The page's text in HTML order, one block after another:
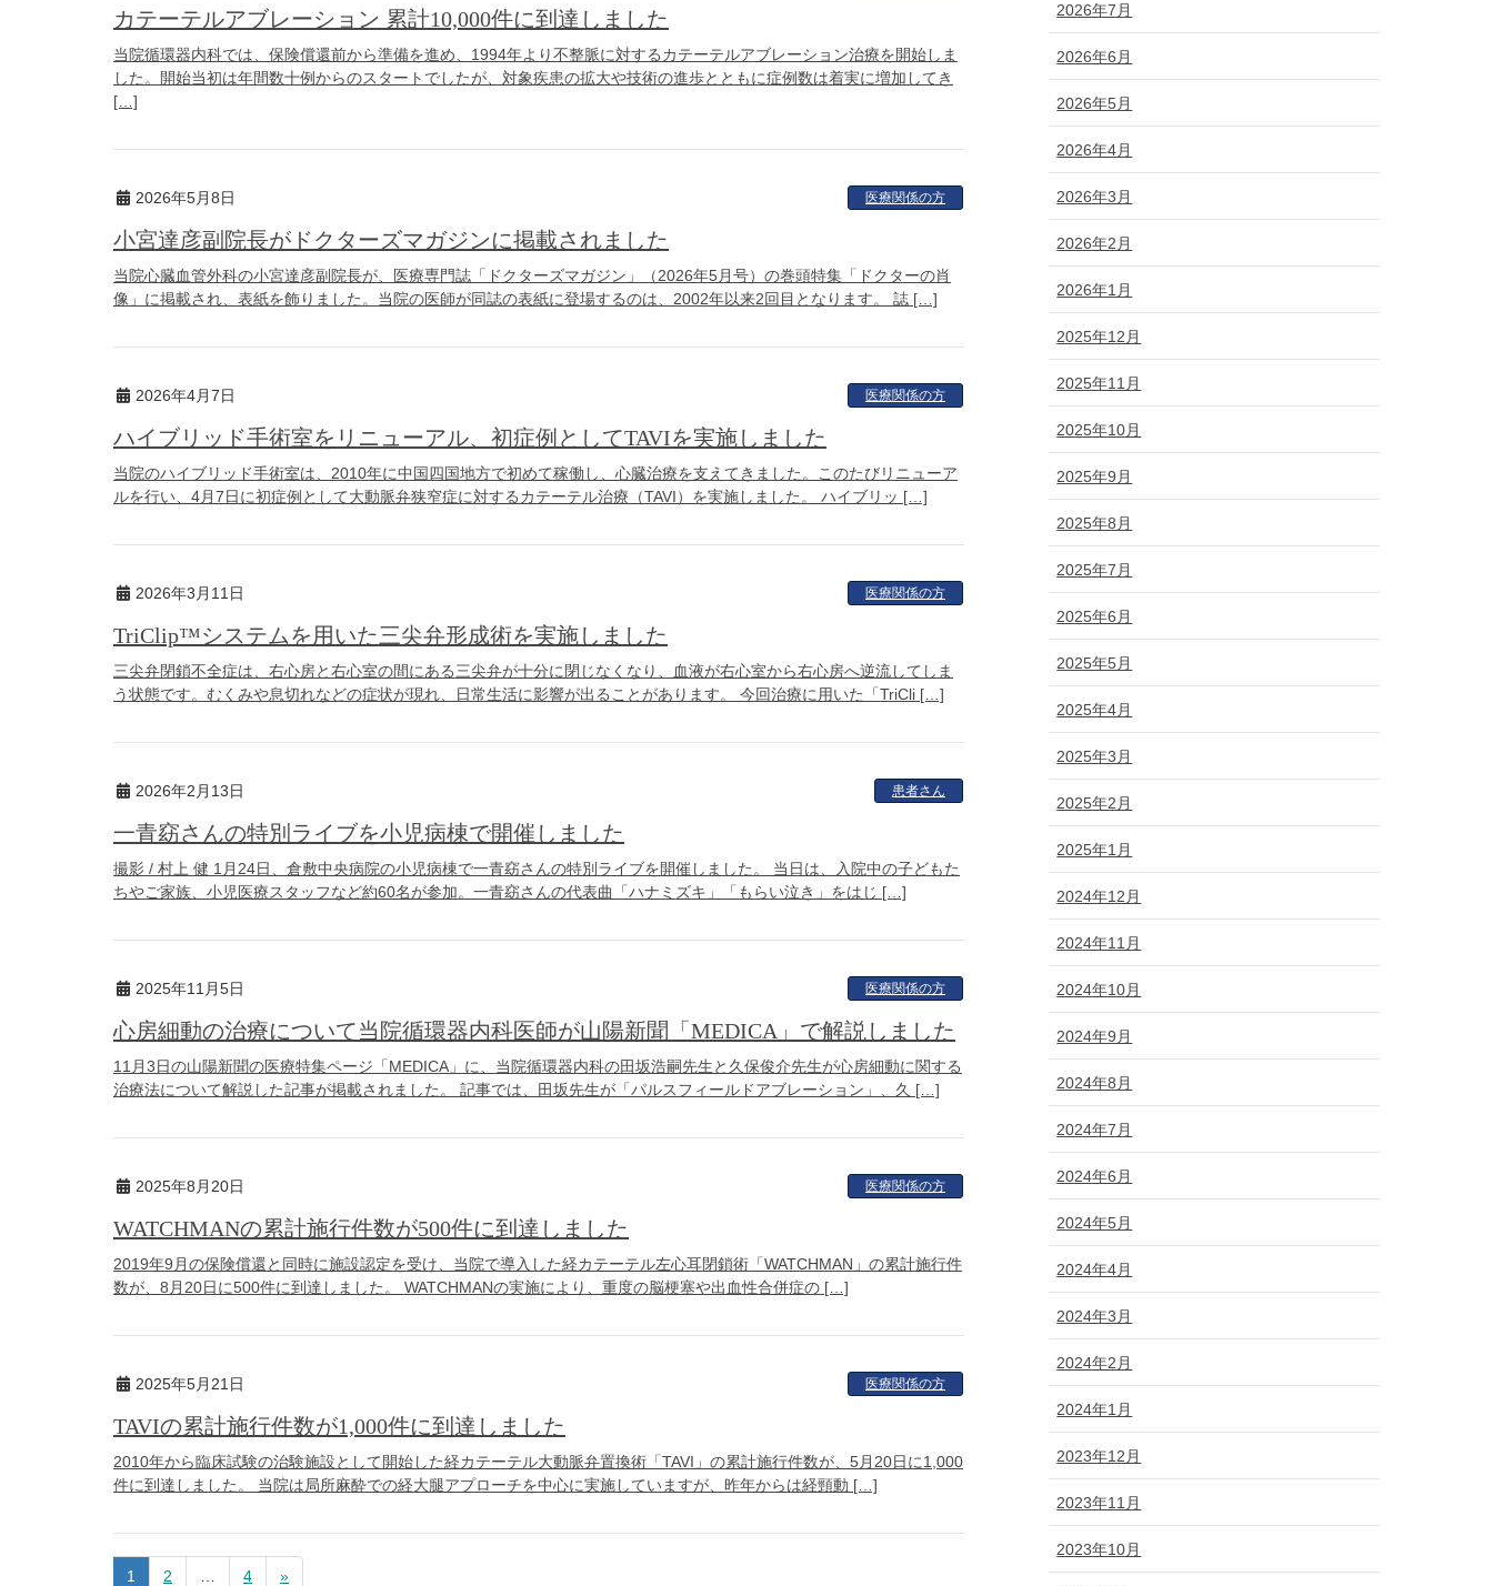
カテーテルアブレーション 累計10,000件に到達しました
当院循環器内科では、保険償還前から準備を進め、1994年より不整脈に対するカテーテルアブレーション治療を開始しま
した。開始当初は年間数十例からのスタートでしたが、対象疾患の拡大や技術の進歩とともに症例数は着実に増加してき
[…]
2026年5月8日 医療関係の方
小宮達彦副院長がドクターズマガジンに掲載されました
当院心臓血管外科の小宮達彦副院長が、医療専門誌「ドクターズマガジン」（2026年5月号）の巻頭特集「ドクターの肖
像」に掲載され、表紙を飾りました。当院の医師が同誌の表紙に登場するのは、2002年以来2回目となります。 誌 […]
2026年4月7日 医療関係の方
ハイブリッド手術室をリニューアル、初症例としてTAVIを実施しました
当院のハイブリッド手術室は、2010年に中国四国地方で初めて稼働し、心臓治療を支えてきました。このたびリニューア
ルを行い、4月7日に初症例として大動脈弁狭窄症に対するカテーテル治療（TAVI）を実施しました。 ハイブリッ […]
2026年3月11日 医療関係の方
TriClip™システムを用いた三尖弁形成術を実施しました
三尖弁閉鎖不全症は、右心房と右心室の間にある三尖弁が十分に閉じなくなり、血液が右心室から右心房へ逆流してしま
う状態です。むくみや息切れなどの症状が現れ、日常生活に影響が出ることがあります。 今回治療に用いた「TriCli […]
2026年2月13日 患者さん
一青窈さんの特別ライブを小児病棟で開催しました
撮影 / 村上 健 1月24日、倉敷中央病院の小児病棟で一青窈さんの特別ライブを開催しました。 当日は、入院中の子どもた
ちやご家族、小児医療スタッフなど約60名が参加。一青窈さんの代表曲「ハナミズキ」「もらい泣き」をはじ […]
2025年11月5日 医療関係の方
心房細動の治療について当院循環器内科医師が山陽新聞「MEDICA」で解説しました
11月3日の山陽新聞の医療特集ページ「MEDICA」に、当院循環器内科の田坂浩嗣先生と久保俊介先生が心房細動に関する
治療法について解説した記事が掲載されました。 記事では、田坂先生が「パルスフィールドアブレーション」、久 […]
2025年8月20日 医療関係の方
WATCHMANの累計施行件数が500件に到達しました
2019年9月の保険償還と同時に施設認定を受け、当院で導入した経カテーテル左心耳閉鎖術「WATCHMAN」の累計施行件
数が、8月20日に500件に到達しました。 WATCHMANの実施により、重度の脳梗塞や出血性合併症の […]
2025年5月21日 医療関係の方
TAVIの累計施行件数が1,000件に到達しました
2010年から臨床試験の治験施設として開始した経カテーテル大動脈弁置換術「TAVI」の累計施行件数が、5月20日に1,000
件に到達しました。 当院は局所麻酔での経大腿アプローチを中心に実施していますが、昨年からは経頸動 […]
1 2 4 »
2026年7月
2026年6月
2026年5月
2026年4月
2026年3月
2026年2月
2026年1月
2025年12月
2025年11月
2025年10月
2025年9月
2025年8月
2025年7月
2025年6月
2025年5月
2025年4月
2025年3月
2025年2月
2025年1月
2024年12月
2024年11月
2024年10月
2024年9月
2024年8月
2024年7月
2024年6月
2024年5月
2024年4月
2024年3月
2024年2月
2024年1月
2023年12月
2023年11月
2023年10月